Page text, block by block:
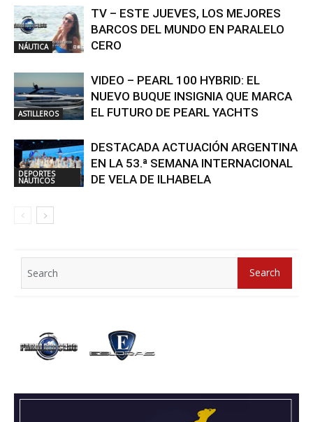
NÁUTICA
TV – ESTE JUEVES, LOS MEJORES
BARCOS DEL MUNDO EN PARALELO
CERO
ASTILLEROS
VIDEO – PEARL 100 HYBRID: EL
NUEVO BUQUE INSIGNIA QUE MARCA
EL FUTURO DE PEARL YACHTS
DEPORTES
NÁUTICOS
DESTACADA ACTUACIÓN ARGENTINA
EN LA 53.ª SEMANA INTERNACIONAL
DE VELA DE ILHABELA
for:
Search